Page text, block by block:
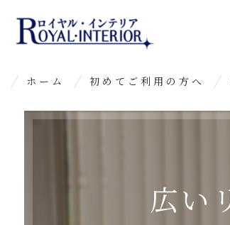
ホーム 初めてご利用の方へ
広い